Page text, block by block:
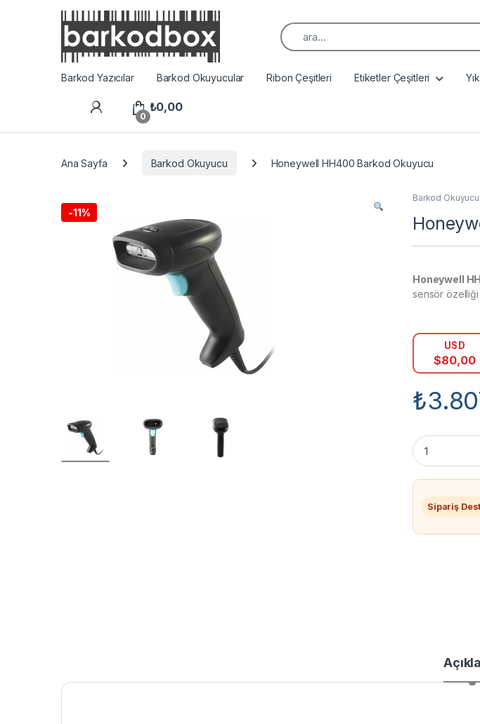
Aramak:
Barkod Yazıcılar Barkod Okuyucular Ribon Çeşitleri Etiketler Çeşitleri
0
₺0,00
Ana Sayfa Barkod Okuyucu Honeywell HH400 Barkod Okuyucu
-11%
Barkod Okuyucu
Honeywell
sensör özelliği
USD
$80,00
₺
Honeywell
Sipariş